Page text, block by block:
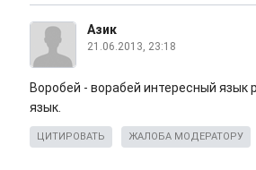
Азик
21.06.2013, 23:18
Воробей - ворабей интересный язык
язык.
ЦИТИРОВАТЬ ЖАЛОБА МОДЕРАТОРУ